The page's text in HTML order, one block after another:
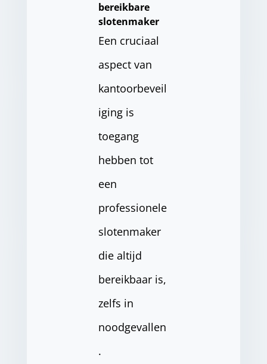
bereikbare
slotenmaker
Een cruciaal
aspect van
kantoorbeveil
iging is
toegang
hebben tot
een
professionele
slotenmaker
die altijd
bereikbaar is,
zelfs in
noodgevallen
.